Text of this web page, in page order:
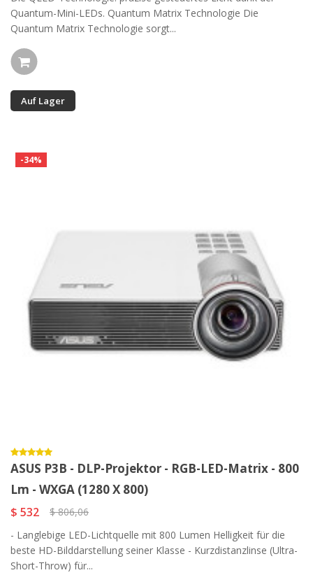
Quantum-Mini-LEDs. Quantum Matrix Technologie Die
Quantum Matrix Technologie sorgt...
Auf Lager
-34%
ASUS P3B - DLP-Projektor - RGB-LED-Matrix - 800
Lm - WXGA (1280 X 800)
$ 532
$ 806,06
- Langlebige LED-Lichtquelle mit 800 Lumen Helligkeit für die
beste HD-Bilddarstellung seiner Klasse - Kurzdistanzlinse (Ultra-
Short-Throw) für...